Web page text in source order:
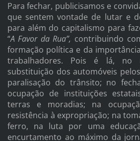
Para fechar, publicisamos e
que sentem vontade de lutar e
para além do capitalismo para
“A Favor da Rua”, contribuindo
formação política e da
trabalhadores. Pois é lá,
substituição dos automóveis
paralisação do trânsito; no
ocupação de instituições
terras e moradias; na
resistência à expropriação; na
ferro, na luta por uma
encurtamento ao máximo da